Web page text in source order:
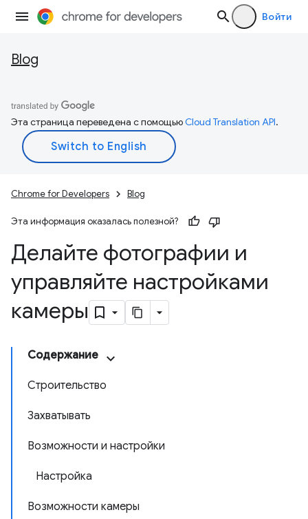
Войти
Blog
Эта страница переведена с помощьюCloud Translation API.
Chrome for Developers Blog
Эта информация оказалась полезной?
Делайте фотографии и
управляйте настройками
камеры
Содержание
Строительство
Захватывать
Возможности и настройки
Настройка
Возможности камеры